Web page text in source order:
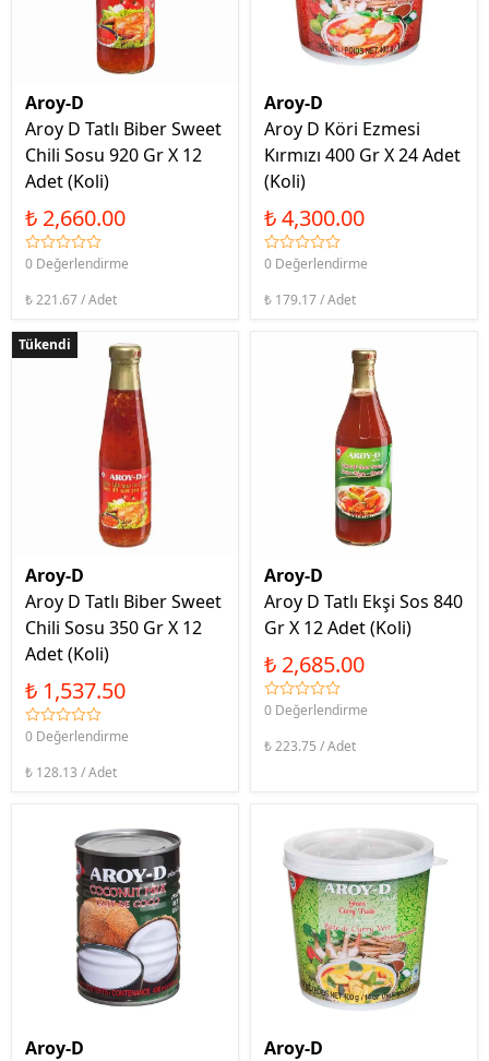
Aroy-D
Aroy D Tatlı Biber Sweet
Chili Sosu 920 Gr X 12
Adet (Koli)
₺ 2,660.00
0 Değerlendirme
₺ 221.67 / Adet
Aroy-D
Aroy D Köri Ezmesi
Kırmızı 400 Gr X 24 Adet
(Koli)
₺ 4,300.00
0 Değerlendirme
₺ 179.17 / Adet
Tükendi
Aroy-D
Aroy D Tatlı Biber Sweet
Chili Sosu 350 Gr X 12
Adet (Koli)
₺ 1,537.50
0 Değerlendirme
₺ 128.13 / Adet
Aroy-D
Aroy D Tatlı Ekşi Sos 840
Gr X 12 Adet (Koli)
₺ 2,685.00
0 Değerlendirme
₺ 223.75 / Adet
Aroy-D
Aroy-D